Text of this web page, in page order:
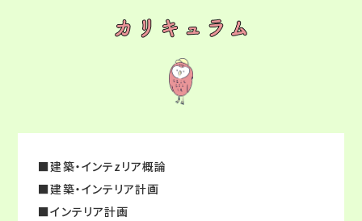
■建築・インテzリア概論
■建築・インテリア計画
■インテリア計画